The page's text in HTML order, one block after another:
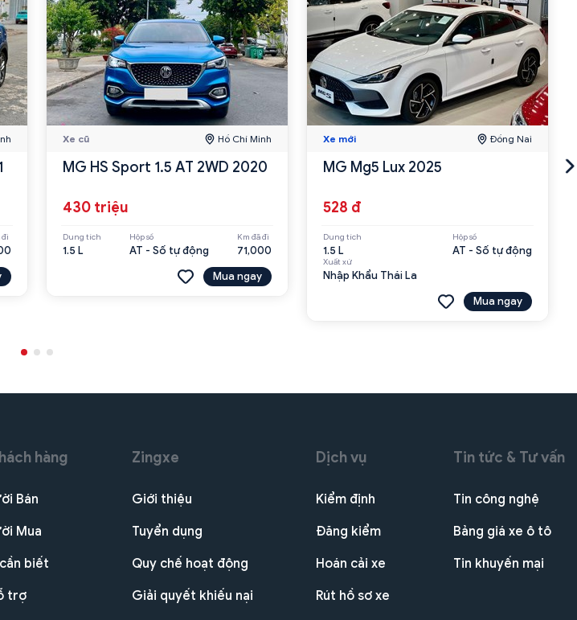
đi
Xe cũ Hồ Chí Minh
MG HS Sport 1.5 AT 2WD 2020
430 triệu
Dung tích
1.5 L
Hộp số
AT - Số tự động
Km đã đi
71,000
Mua ngay
Xe mới Đồng Nai
MG Mg5 Lux 2025
528 đ
Dung tích
1.5 L
Hộp số
AT - Số tự động
Xuất xứ
Nhập Khẩu Thái La
Mua ngay
hàng
Bán
Mua
biết
trợ
Zingxe
Giới thiệu
Tuyển dụng
Quy chế hoạt động
Giải quyết khiếu nại
Dịch vụ
Kiểm định
Đăng kiểm
Hoán cải xe
Rút hồ sơ xe
Tin tức & Tư vấn
Tin công nghệ
Bảng giá xe ô tô
Tin khuyến mại